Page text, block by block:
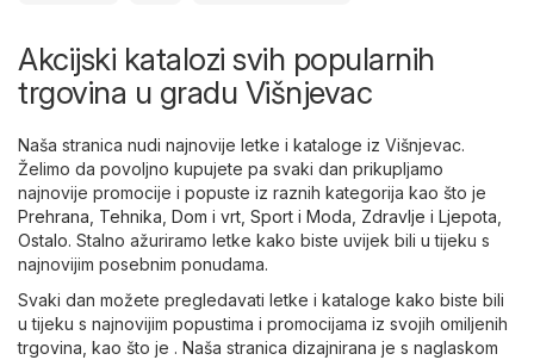
Akcijski katalozi svih popularnih
trgovina u gradu Višnjevac
Naša stranica nudi najnovije letke i kataloge iz Višnjevac.
Želimo da povoljno kupujete pa svaki dan prikupljamo
najnovije promocije i popuste iz raznih kategorija kao što je
Prehrana Tehnika Dom i vrt Sport i Moda Zdravlje i Ljepota
Ostalo. Stalno ažuriramo letke kako biste uvijek bili u tijeku s
najnovijim posebnim ponudama.
Svaki dan možete pregledavati letke i kataloge kako biste bili
u tijeku s najnovijim popustima i promocijama iz svojih omiljenih
trgovina, kao što je . Naša stranica dizajnirana je s naglaskom